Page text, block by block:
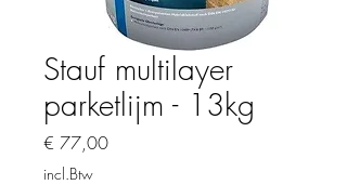
Stauf multilayer
parketlijm - 13kg
€ 77,00Prijs
incl.Btw